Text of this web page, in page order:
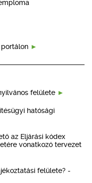
felülete
hatósági
az Eljárási kódex
vonatkozó tervezet
felülete? -